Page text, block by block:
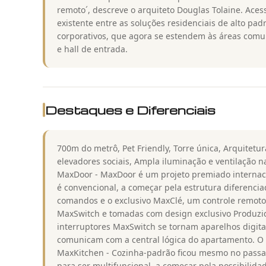
remoto´, descreve o arquiteto Douglas Tolaine.
existente entre as soluções residenciais de alto
corporativos, que agora se estendem às áreas
e hall de entrada.
Destaques e Diferenciais
700m do metrô, Pet Friendly, Torre única,
elevadores sociais, Ampla iluminação e ventilação
MaxDoor - MaxDoor é um projeto premiado
é convencional, a começar pela estrutura
comandos e o exclusivo MaxClé, um controle
MaxSwitch e tomadas com design exclusivo
interruptores MaxSwitch se tornam aparelhos
comunicam com a central lógica do apartamento.
MaxKitchen - Cozinha-padrão ficou mesmo no